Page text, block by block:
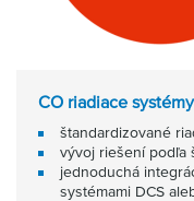
CO riadiace systémy
štandardizované
vývoj riešení podľa
jednoduchá
systémami DCS